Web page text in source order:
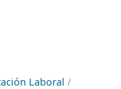
Laboral /